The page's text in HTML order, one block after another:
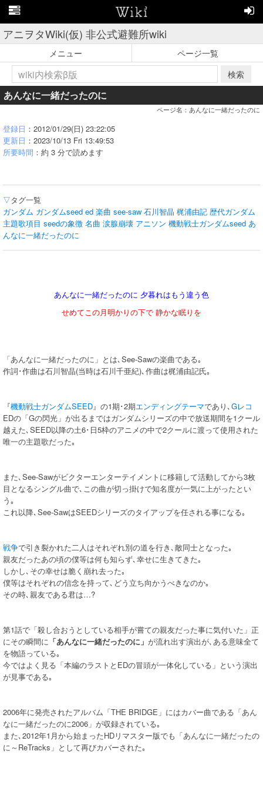
アニヲタWiki(仮) 非公式避難所wiki
メニュー
ページ一覧
検索
あんなに一緒だったのに
ページ名：あんなに一緒だったのに
登録日 ：2012/01/29(日) 23:22:05
更新日 ：2023/10/13 Fri 13:49:53
所要時間 ：約 3 分で読めます
▽タグ一覧
ガンダム ガンダムseed ed 楽曲 see-saw 石川智晶 梶浦由記 歴代ガンダム
主題歌項目 seedの象徴 名曲 涙腺崩壊 アニソン 機動戦士ガンダムseed あ
んなに一緒だったのに
あんなに一緒だったのに 夕暮れはもう違う色
せめてこの月明かりの下で 静かな眠りを
「あんなに一緒だったのに」とは､See-Sawの楽曲である｡
作詞･作曲は石川智晶(当時は石川千亜紀)､作曲は梶浦由記氏｡
『機動戦士ガンダムSEED』の1期･2期エンディングテーマであり､Gレコ
EDの「Gの閃光」が出るまではガンダムシリーズの中で放送期間を1クール
越えた､SEED以降の土6･日5枠のアニメの中で2クールに渡って使用された
唯一の主題歌だった｡
また､See-Sawがビクターエンターテイメントに移籍して活動してから3枚
目となるシングル曲で､この曲が切っ掛けで知名度が一気に上がったとい
う｡
これ以降､See-SawはSEEDシリーズのタイアップを任される事になる｡
戦争で引き裂かれた二人はそれぞれ別の道を行き､敵同士となった｡
親友だったあの頃の僕等は何も知らず､幸せに生きてきた｡
しかし､その幸せは脆く崩れ去った｡
僕等はそれぞれの信念を持って､どう立ち向かうべきなのか｡
その時､親友である君は…?
第1話で「殺し合おうとしている相手が嘗ての親友だった事に気付いた」正
にその瞬間に 「あんなに一緒だったのに」 が流れ出す演出が､ある意味全て
を物語っている｡
今ではよく見る「本編のラストとEDの冒頭が一体化している」という演出
が見事である｡
2006年に発売されたアルバム「THE BRIDGE」にはカバー曲である「あん
なに一緒だったのに2006」が収録されている｡
また､2012年1月から始まったHDリマスター版でも「あんなに一緒だったの
に～ReTracks」として再びカバーされた｡